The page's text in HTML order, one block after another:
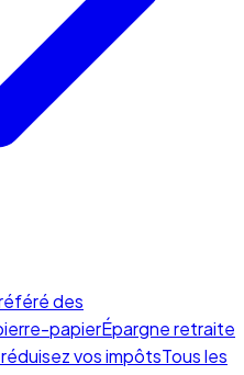
des
papierÉpargne retraite
vos impôtsTous les